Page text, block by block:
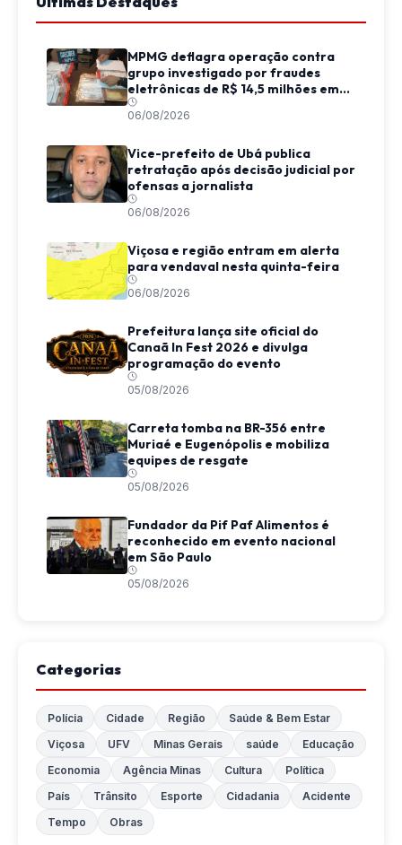
MPMG deflagra operação contra
grupo investigado por fraudes
eletrônicas de R$ 14,5 milhões em
Juiz de Fora
06/08/2026
Vice-prefeito de Ubá publica
retratação após decisão judicial por
ofensas a jornalista
06/08/2026
Viçosa e região entram em alerta
para vendaval nesta quinta-feira
06/08/2026
Prefeitura lança site oficial do
Canaã In Fest 2026 e divulga
programação do evento
05/08/2026
Carreta tomba na BR-356 entre
Muriaé e Eugenópolis e mobiliza
equipes de resgate
05/08/2026
Fundador da Pif Paf Alimentos é
reconhecido em evento nacional
em São Paulo
05/08/2026
Categorias
Polícia Cidade Região
Saúde & Bem Estar
Viçosa
UFV Minas Gerais saúde
Educação
Economia
Agência Minas Cultura
Política
País
Trânsito Esporte Cidadania
Acidente
Tempo
Obras